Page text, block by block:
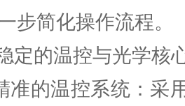
步简化操作流程。
的温控与光学核
的温控系统：采